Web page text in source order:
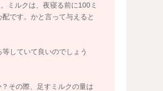
ミルクは、夜寝る前に100ミ
です。かと言って与えると
していて良いのでしょう
その際、足すミルクの量は